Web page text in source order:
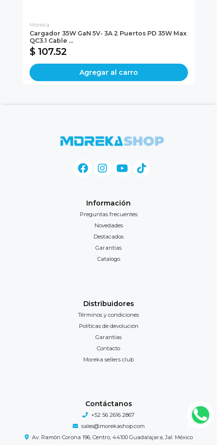
Moreka
Cargador 35W GaN 5V- 3A 2 Puertos PD 35W Max
QC3.1 Cable ...
$ 107.52
Agregar al carro
Información
Preguntas frecuentes
Novedades
Destacados
Garantías
Catalogo
Distribuidores
Términos y condiciones
Políticas de devolución
Garantías
Contacto
Moreka sellers club
Contáctanos
+52 56 2616 2867
sales@morekashop.com
Av. Ramón Corona 196, Centro, 44100 Guadalajara, Jal. México